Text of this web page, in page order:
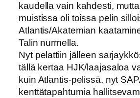
kaudella vain kahdesti,
muistissa oli toissa pelin
Atlantis/Akatemian
Talin nurmella.
Nyt pelattiin jälleen
tällä kertaa HJK/laajasaloa
kuin Atlantis-pelissä, nyt
kenttätapahtumia